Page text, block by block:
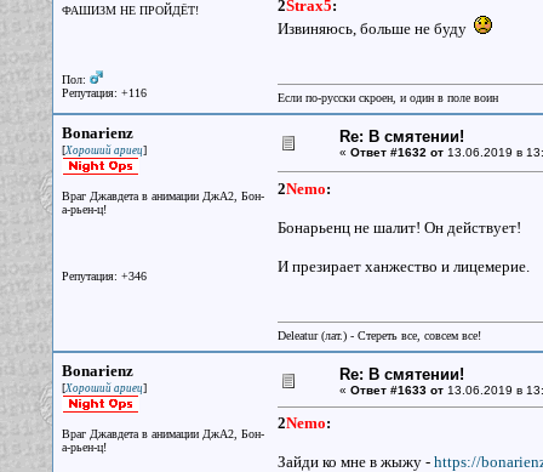
ФАШИЗМ НЕ ПРОЙДЁТ!
Пол:
Репутация: +116
2Strax5:
Извиняюсь, больше не буду
Если по-русски скроен, и один в поле воин
Bonarienz
[Хороший ариец]
Враг Джавдета в анимации ДжА2, Бон-
а-рьен-ц!
Репутация: +346
Re: В смятении!
« Ответ #1632 от13.06.2019 в
2Nemo:
Бонарьенц не шалит! Он действует!
И презирает ханжество и лицемерие.
Deleatur (лат.) - Стереть все, совсем все!
Bonarienz
[Хороший ариец]
Враг Джавдета в анимации ДжА2, Бон-
а-рьен-ц!
Re: В смятении!
« Ответ #1633 от13.06.2019 в
2Nemo:
Зайди ко мне в жыжу - https://